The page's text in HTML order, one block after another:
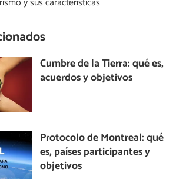
Cumbre de la Tierra: qué es,
acuerdos y objetivos
Protocolo de Montreal: qué
es, países participantes y
objetivos